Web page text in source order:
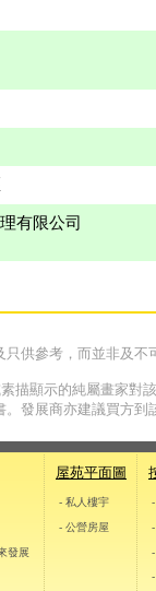
有限公司
供參考，而並非及
描顯示的純屬畫家對
發展商亦建議買方
發展
屋苑平面圖
- 私人樓宇
- 公營房屋